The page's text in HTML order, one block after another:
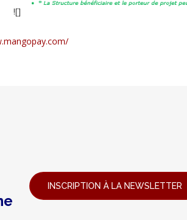
![]
INSCRIPTION À LA NEWSLETTER